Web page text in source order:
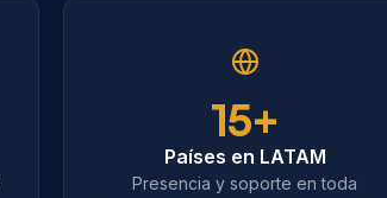
15+
Países en LATAM
Presencia y soporte en toda